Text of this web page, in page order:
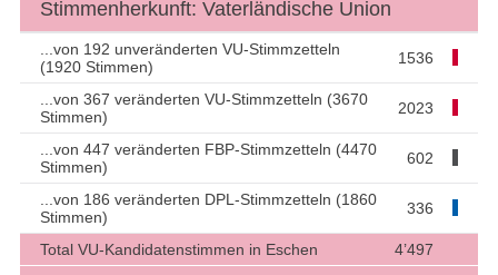
Stimmenherkunft: Vaterländische Union
...von 192 unveränderten VU-Stimmzetteln
(1920 Stimmen)
1536
...von 367 veränderten VU-Stimmzetteln (3670
Stimmen)
2023
...von 447 veränderten FBP-Stimmzetteln (4470
Stimmen)
602
...von 186 veränderten DPL-Stimmzetteln (1860
Stimmen)
336
Total VU-Kandidatenstimmen in Eschen
4’497